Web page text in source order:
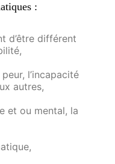
:
d’être différent
l’incapacité
autres,
et ou mental, la